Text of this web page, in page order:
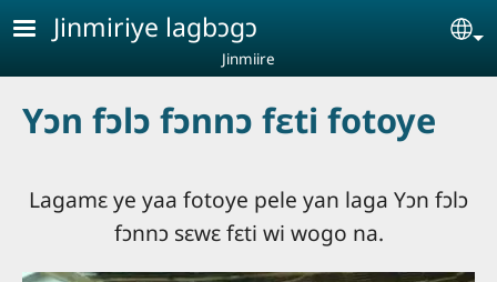
Aller au contenu principal
Jinmiriye lagbɔgɔ
Jinmiire
Yɔn fɔlɔ fɔnnɔ fɛti fotoye
Lagamɛ ye yaa fotoye pele yan laga Yɔn fɔlɔ
fɔnnɔ sɛwɛ fɛti wi wogo na.